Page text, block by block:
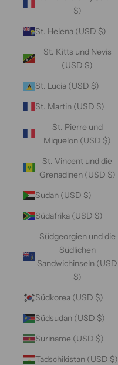
$)
St. Helena (USD $)
St. Kitts und Nevis
(USD $)
St. Lucia (USD $)
St. Martin (USD $)
St. Pierre und
Miquelon (USD $)
St. Vincent und die
Grenadinen (USD $)
Sudan (USD $)
Südafrika (USD $)
Südgeorgien und die
Südlichen
Sandwichinseln (USD
$)
Südkorea (USD $)
Südsudan (USD $)
Suriname (USD $)
Tadschikistan (USD $)